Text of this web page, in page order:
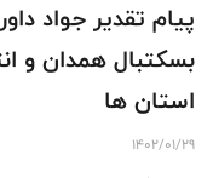
پیام تقدیر جواد
بسکتبال همدان و
استان ها
1402/01/29